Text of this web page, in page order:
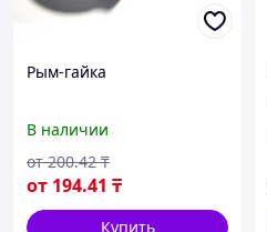
Рым-гайка
В наличии
от 194.41 ₸
от 200.42 ₸
Купить